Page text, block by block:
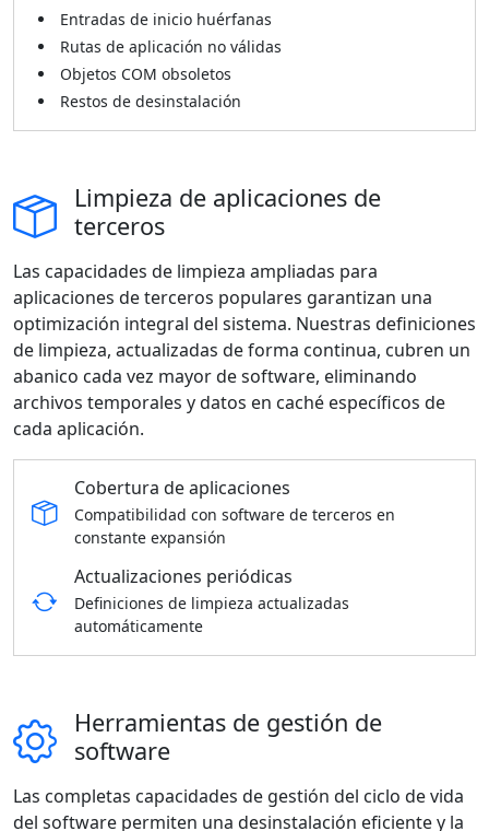
Entradas de inicio huérfanas
Rutas de aplicación no válidas
Objetos COM obsoletos
Restos de desinstalación
Limpieza de aplicaciones de
terceros
Las capacidades de limpieza ampliadas para
aplicaciones de terceros populares garantizan una
optimización integral del sistema. Nuestras definiciones
de limpieza, actualizadas de forma continua, cubren un
abanico cada vez mayor de software, eliminando
archivos temporales y datos en caché específicos de
cada aplicación.
Cobertura de aplicaciones
Compatibilidad con software de terceros en
constante expansión
Actualizaciones periódicas
Definiciones de limpieza actualizadas
automáticamente
Herramientas de gestión de
software
Las completas capacidades de gestión del ciclo de vida
del software permiten una desinstalación eficiente y la